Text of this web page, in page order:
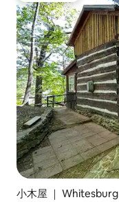
小木屋 ｜ Whitesburg